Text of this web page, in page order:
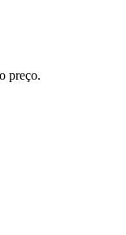
preço.